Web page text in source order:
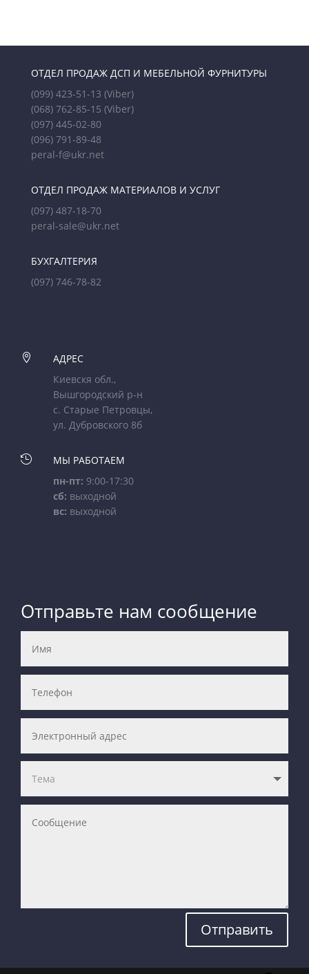
ОТДЕЛ ПРОДАЖ ДСП И МЕБЕЛЬНОЙ ФУРНИТУРЫ
(099) 423-51-13 (Viber)
(068) 762-85-15 (Viber)
(097) 445-02-80
(096) 791-89-48
peral-f@ukr.net
ОТДЕЛ ПРОДАЖ МАТЕРИАЛОВ И УСЛУГ
(097) 487-18-70
peral-sale@ukr.net
БУХГАЛТЕРИЯ
(097) 746-78-82

АДРЕС
Киевскя обл.,
Вышгородский р-н
с. Старые Петровцы,
ул. Дубровского 8б

МЫ РАБОТАЕМ
пн-пт: 9:00-17:30
сб: выходной
вс: выходной
Отправьте нам сообщение
Отправить